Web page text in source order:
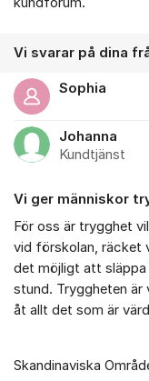
Vi svarar på dina
Sophia
Johanna
Kundtjänst
Vi ger människor
För oss är trygghet
vid förskolan, räcket
det möjligt att
stund. Tryggheten är
åt allt det som är
Skandinaviska